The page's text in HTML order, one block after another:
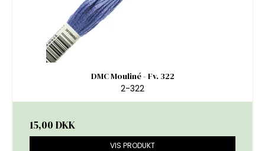
DMC Mouliné - Fv. 322
2-322
15,00 DKK
VIS PRODUKT